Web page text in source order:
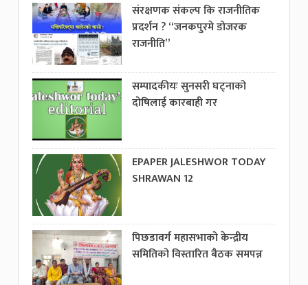
संरक्षणक संकल्प कि राजनीतिक
प्रदर्शन ? “जनकपुरमे डोजरक
राजनीति”
सम्पादकीयः सुनसरी घट्नाको
दोषिलाई कारबाही गर
EPAPER JALESHWOR TODAY
SHRAWAN 12
पिछडावर्ग महासभाको केन्द्रीय
समितिको विस्तारित बैठक समपन्न